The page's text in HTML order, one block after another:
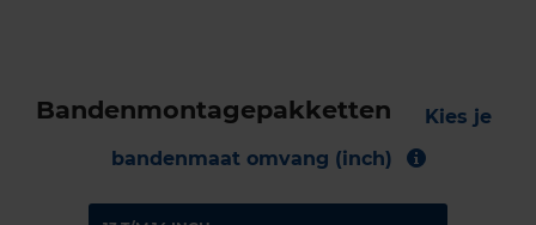
Bandenmontagepakketten
Kies je
bandenmaat omvang (inch)